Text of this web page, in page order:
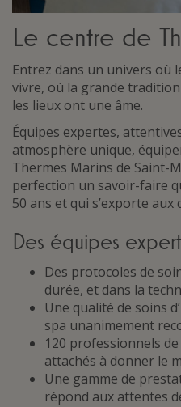
Le centre de
Entrez dans un univers où
vivre, où la grande
les lieux ont une âme.
Équipes expertes,
atmosphère unique,
Thermes Marins de Saint-
perfection un savoir-faire
50 ans et qui s’exporte
Des équipes
Des protocoles de
durée, et dans la
Une qualité de soins
spa unanimement
120 professionnels
attachés à donner le
Une gamme de
répond aux attentes